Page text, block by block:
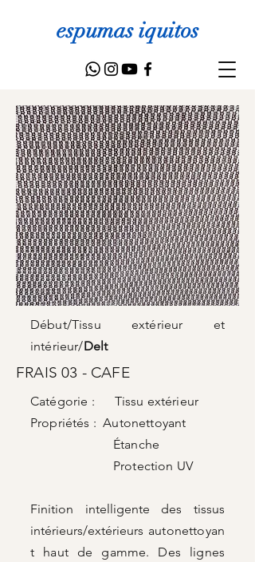
espumas iquitos
Début/Tissu extérieur et
intérieur/Delt
FRAIS 03 - CAFE
Catégorie : Tissu extérieur
Propriétés : Autonettoyant
Étanche
Protection UV
Finition intelligente des tissus
intérieurs/extérieurs autonettoyan
t haut de gamme. Des lignes